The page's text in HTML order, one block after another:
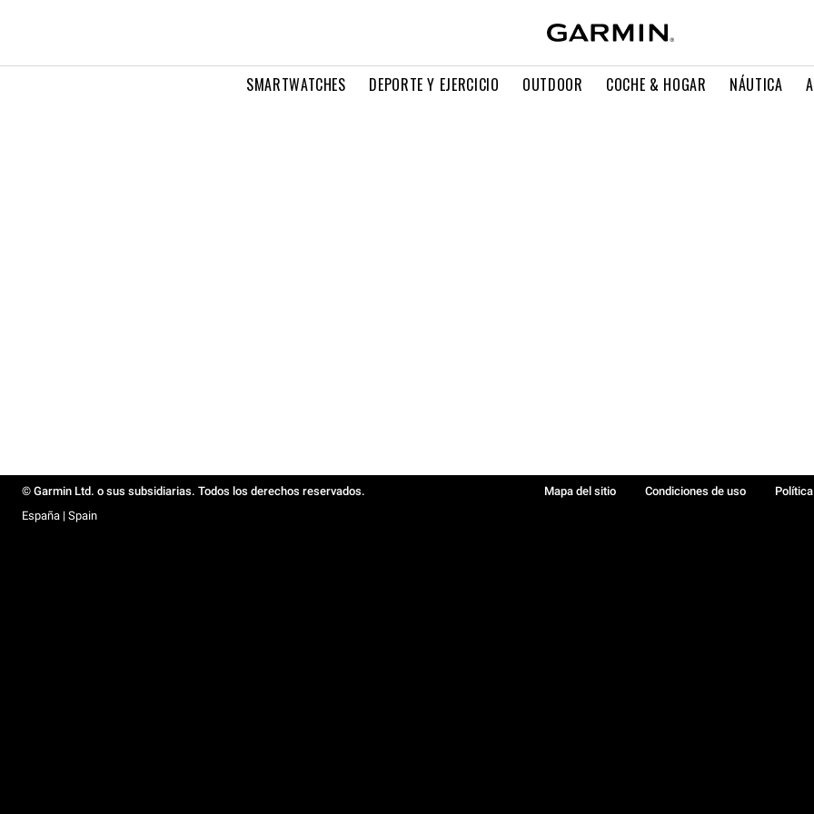
SMARTWATCHES DEPORTE Y EJERCICIO OUTDOOR COCHE & HOGAR NÁUTICA
© Garmin Ltd. o sus subsidiarias. Todos los derechos reservados. Mapa del sitio Condiciones de uso
España | Spain